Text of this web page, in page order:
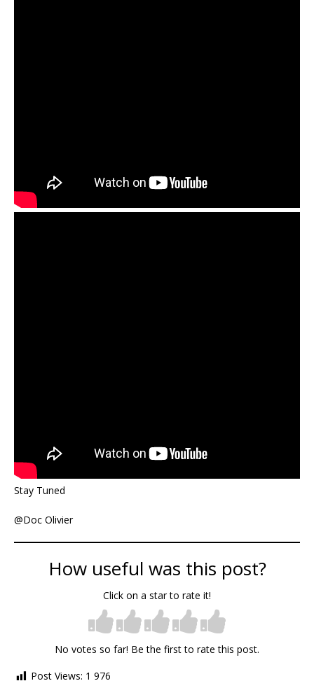
Stay Tuned
@Doc Olivier
How useful was this post?
Click on a star to rate it!
No votes so far! Be the first to rate this post.
Post Views: 1 976